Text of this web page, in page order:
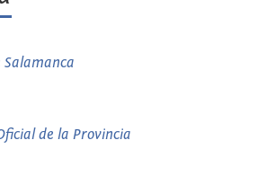
Salamanca
de la Provincia